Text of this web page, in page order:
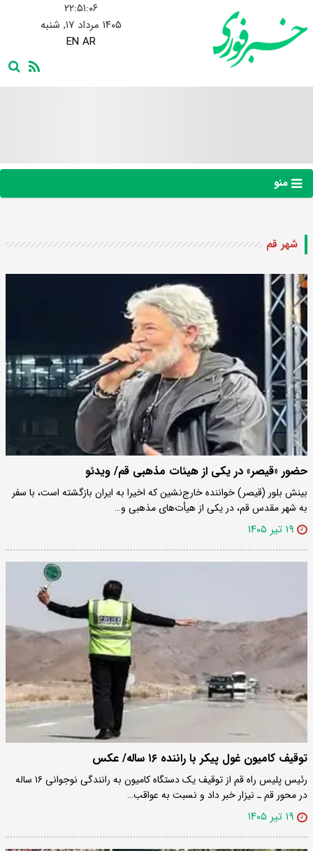
۲۲:۵۱:۰۷
۱۴۰۵ مرداد ۱۷, شنبه
EN AR
منو
شهر قم
حضور «قیصر» در یکی از هیئات مذهبی قم/ ویدئو
بینش بلور (قیصر) خواننده خارج‌نشین که اخیرا به ایران بازگشته است، با سفر
به شهر مقدس قم،‌ در یکی از هیأت‌های مذهبی و…
۱۹ تیر ۱۴۰۵
توقیف کامیون غول پیکر با راننده ۱۶ ساله/ عکس
رئیس پلیس راه قم از توقیف یک دستگاه کامیون به رانندگی نوجوانی ۱۶ ساله
در محور قم ـ نیزار خبر داد و نسبت به عواقب…
۱۹ تیر ۱۴۰۵